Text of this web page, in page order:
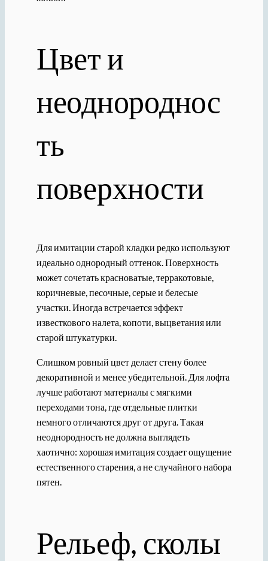
Цвет и
неоднороднос
ть
поверхности
Для имитации старой кладки редко используют
идеально однородный оттенок. Поверхность
может сочетать красноватые, терракотовые,
коричневые, песочные, серые и белесые
участки. Иногда встречается эффект
известкового налета, копоти, выцветания или
старой штукатурки.
Слишком ровный цвет делает стену более
декоративной и менее убедительной. Для лофта
лучше работают материалы с мягкими
переходами тона, где отдельные плитки
немного отличаются друг от друга. Такая
неоднородность не должна выглядеть
хаотично: хорошая имитация создает ощущение
естественного старения, а не случайного набора
пятен.
Рельеф, сколы